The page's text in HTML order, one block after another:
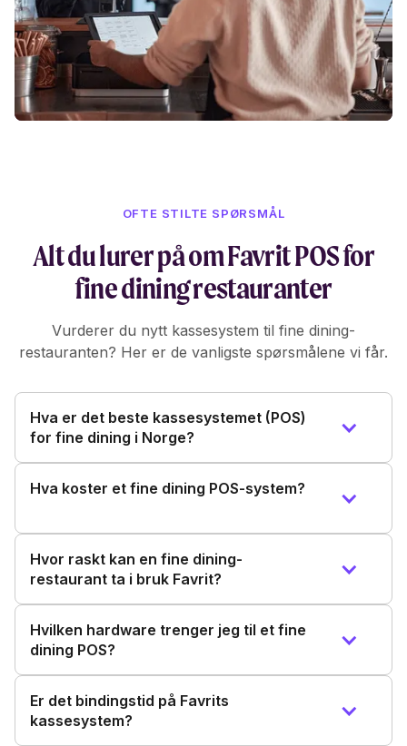
OFTE STILTE SPØRSMÅL
Alt du lurer på om Favrit POS for
fine dining restauranter
Vurderer du nytt kassesystem til fine dining-
restauranten? Her er de vanligste spørsmålene vi får.
Hva er det beste kassesystemet (POS)
for fine dining i Norge?
Hva koster et fine dining POS-system?
Hvor raskt kan en fine dining-
restaurant ta i bruk Favrit?
Hvilken hardware trenger jeg til et fine
dining POS?
Er det bindingstid på Favrits
kassesystem?